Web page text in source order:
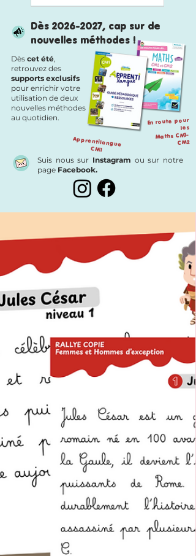
CM1-CM2 : 120
fiches en lien avec
"En route pour le
français"
Dès cet été,
retrouvez des
supports exclusifs
pour enrichir votre
utilisation de deux
nouvelles méthodes
au quotidien.
Dès 2026-2027, cap sur de
nouvelles méthodes !
En route pour
les
Maths CM1-
CM2
Apprentilangue
CM1
Suis nous sur Instagram ou sur notre
page Facebook.